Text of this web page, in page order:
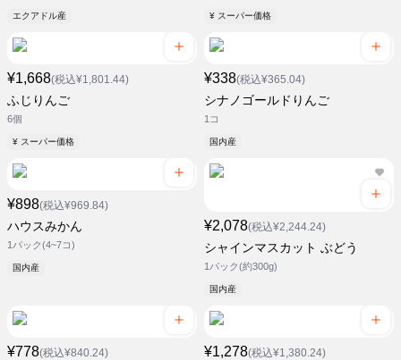
エクアドル産 ¥ スーパー価格
¥1,668(税込¥1,801.44)
ふじりんご
6個
¥ スーパー価格
¥338(税込¥365.04)
シナノゴールドりんご
1コ
国内産
¥898(税込¥969.84)
ハウスみかん
1パック(4~7コ)
国内産
¥2,078(税込¥2,244.24)
シャインマスカット ぶどう
1パック(約300g)
国内産
¥778(税込¥840.24) ¥1,278(税込¥1,380.24)